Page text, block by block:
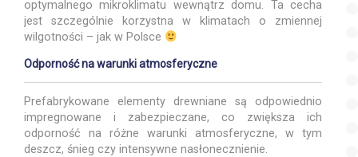
optymalnego mikroklimatu wewnątrz domu. Ta cecha
jest szczególnie korzystna w klimatach o zmiennej
wilgotności – jak w Polsce
Odporność na warunki atmosferyczne
Prefabrykowane elementy drewniane są odpowiednio
impregnowane i zabezpieczane, co zwiększa ich
odporność na różne warunki atmosferyczne, w tym
deszcz, śnieg czy intensywne nasłonecznienie.